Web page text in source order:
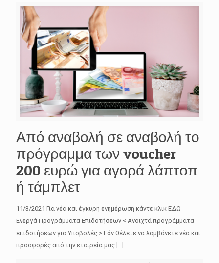
Από αναβολή σε αναβολή το
πρόγραμμα των voucher
200 ευρώ για αγορά λάπτοπ
ή τάμπλετ
11/3/2021 Για νέα και έγκυρη ενημέρωση κάντε κλικ ΕΔΩ
Ενεργά Προγράμματα Επιδοτήσεων < Ανοιχτά προγράμματα
επιδοτήσεων για Υποβολές > Εάν θέλετε να λαμβάνετε νέα και
προσφορές από την εταιρεία μας […]